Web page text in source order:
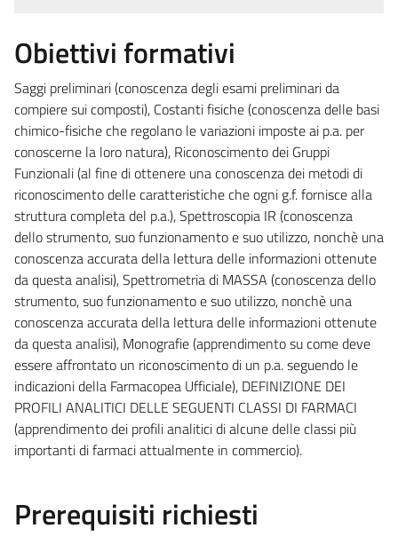
Obiettivi formativi
Saggi preliminari (conoscenza degli esami preliminari da
compiere sui composti), Costanti fisiche (conoscenza delle basi
chimico-fisiche che regolano le variazioni imposte ai p.a. per
conoscerne la loro natura), Riconoscimento dei Gruppi
Funzionali (al fine di ottenere una conoscenza dei metodi di
riconoscimento delle caratteristiche che ogni g.f. fornisce alla
struttura completa del p.a.), Spettroscopia IR (conoscenza
dello strumento, suo funzionamento e suo utilizzo, nonchè una
conoscenza accurata della lettura delle informazioni ottenute
da questa analisi), Spettrometria di MASSA (conoscenza dello
strumento, suo funzionamento e suo utilizzo, nonchè una
conoscenza accurata della lettura delle informazioni ottenute
da questa analisi), Monografie (apprendimento su come deve
essere affrontato un riconoscimento di un p.a. seguendo le
indicazioni della Farmacopea Ufficiale), DEFINIZIONE DEI
PROFILI ANALITICI DELLE SEGUENTI CLASSI DI FARMACI
(apprendimento dei profili analitici di alcune delle classi più
importanti di farmaci attualmente in commercio).
Prerequisiti richiesti